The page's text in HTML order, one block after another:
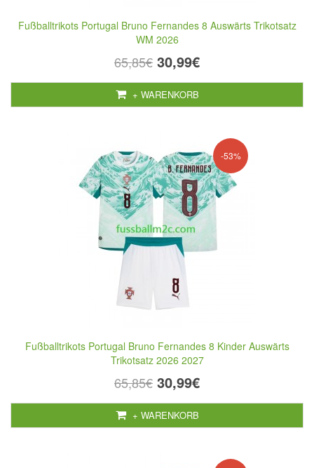
Fußballtrikots Portugal Bruno Fernandes 8 Auswärts Trikotsatz
WM 2026
65,85€ 30,99€
+ WARENKORB
-53%
Fußballtrikots Portugal Bruno Fernandes 8 Kinder Auswärts
Trikotsatz 2026 2027
65,85€ 30,99€
+ WARENKORB